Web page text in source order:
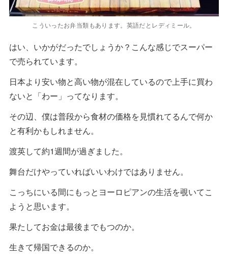
こういったお弁当類もあります。英語だとレディミール。
はい、いかがだったでしょうか？こんな感じでスーパー
で売られています。
日本より安い物と高い物が混在しているので上手に買わ
ないと「わー」ってなります。
その辺、僕は普段から食材の価格を見慣れてるんで何か
と有利かもしれません。
渡英して約1週間が過ぎました。
舞台だけやっていればいいわけではありません。
こっちにいる間にもっとヨーロピアンの生活を覗いてこ
ようと思います。
果たしてお金は最後までもつのか。
生きて帰国できるのか。